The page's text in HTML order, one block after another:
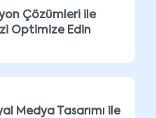
Çözümleri ile
Optimize Edin
Medya Tasarımı ile